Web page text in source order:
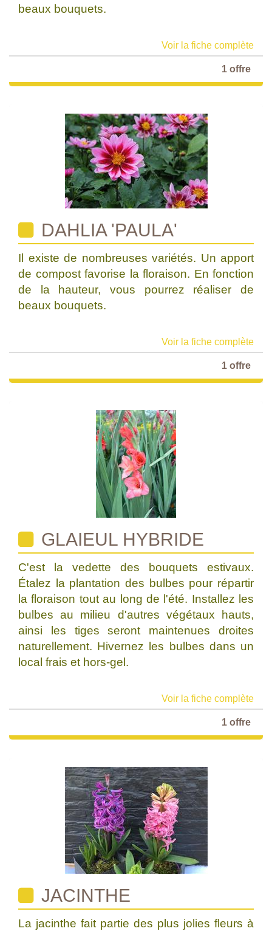
beaux bouquets.
Voir la fiche complète
1 offre
DAHLIA 'PAULA'
Il existe de nombreuses variétés. Un apport
de compost favorise la floraison. En fonction
de la hauteur, vous pourrez réaliser de
beaux bouquets.
Voir la fiche complète
1 offre
GLAIEUL HYBRIDE
C'est la vedette des bouquets estivaux.
Étalez la plantation des bulbes pour répartir
la floraison tout au long de l'été. Installez les
bulbes au milieu d'autres végétaux hauts,
ainsi les tiges seront maintenues droites
naturellement. Hivernez les bulbes dans un
local frais et hors-gel.
Voir la fiche complète
1 offre
JACINTHE
La jacinthe fait partie des plus jolies fleurs à